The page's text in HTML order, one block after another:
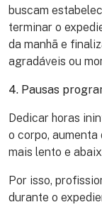
buscam
terminar o
da manhã e
agradáveis ou
4. Pausas
Dedicar horas
o corpo, aumenta
mais lento e
Por isso,
durante o